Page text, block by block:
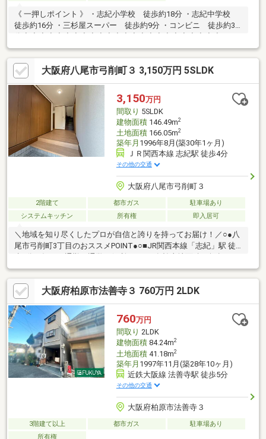
《 一押しポイント 》 ・志紀小学校 徒歩約18分 ・志紀中学校
徒歩約16分 ・三杉屋スーパー 徒歩約9分 ・コンビニ 徒歩約3
ず、お客様のたくさんの「思い」をお聞かせください。そして、
お客様一人ひとりと「思いやり」をもって向き合いご家族のライ
フスタイルに合わせた家づくり・家探しをご提案させて頂きま
す。◆◇◆◇◆◇◆◇◆◇◆◇◆◇◆◇◆◇◆◇◆◇◆◇
大阪府八尾市弓削町３ 3,150万円 5SLDK
3,150万円
間取り 5SLDK
建物面積146.49m2
土地面積166.05m2
築年月 1996年8月(築30年1ヶ月)
ＪＲ関西本線 志紀駅 徒歩4分
その他の交通
大阪府八尾市弓削町３
2階建て 都市ガス
駐車場あり
システムキッチン
所有権 即入居可
＼地域を知り尽くしたプロが自信と誇りを持ってお届け！／○●八
尾市弓削町3丁目のおススメPOINT●○■JR関西本線「志紀」駅 徒
とりある敷地。南西角地につき開放感があります！■ご家族それ
ぞれのプライベートを確保できる、全居室6帖以上の5LDK+S。■
リフォーム渡しで、気持ちよく新生活をスタートできます♪■2階
に大容量の納戸があり、季節物の収納や趣味スペースにもお使い
いただけます。■随所に収納スペースがあり、すっきりとした住
空間を保てます。■カースペース1台分付き(車種制限有)。■八尾市
立志紀小学校：徒歩15分
大阪府柏原市法善寺３ 760万円 2LDK
760万円
間取り 2LDK
建物面積84.24m2
土地面積41.18m2
築年月 1997年11月(築28年10ヶ月)
近鉄大阪線 法善寺駅 徒歩5分
その他の交通
大阪府柏原市法善寺３
3階建て以上 都市ガス
駐車場あり
所有権